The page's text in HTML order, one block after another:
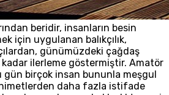
beridir, insanların besin
için uygulanan balıkçılık,
günümüzdeki çağdaş
kadar ilerleme göstermiştir. Amatör
gün birçok insan bununla meşgul
daha fazla istifade